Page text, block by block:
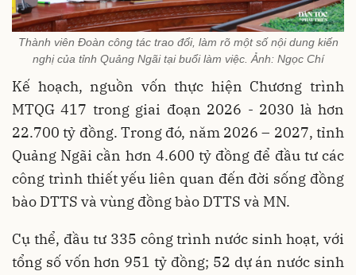
Thành viên Đoàn công tác trao đổi, làm rõ một số nội dung kiến
nghị của tỉnh Quảng Ngãi tại buổi làm việc. Ảnh: Ngọc Chí
Kế hoạch, nguồn vốn thực hiện Chương trình
MTQG 417 trong giai đoạn 2026 - 2030 là hơn
22.700 tỷ đồng. Trong đó, năm 2026 – 2027, tỉnh
Quảng Ngãi cần hơn 4.600 tỷ đồng để đầu tư các
công trình thiết yếu liên quan đến đời sống đồng
bào DTTS và vùng đồng bào DTTS và MN.
Cụ thể, đầu tư 335 công trình nước sinh hoạt, với
tổng số vốn hơn 951 tỷ đồng; 52 dự án nước sinh